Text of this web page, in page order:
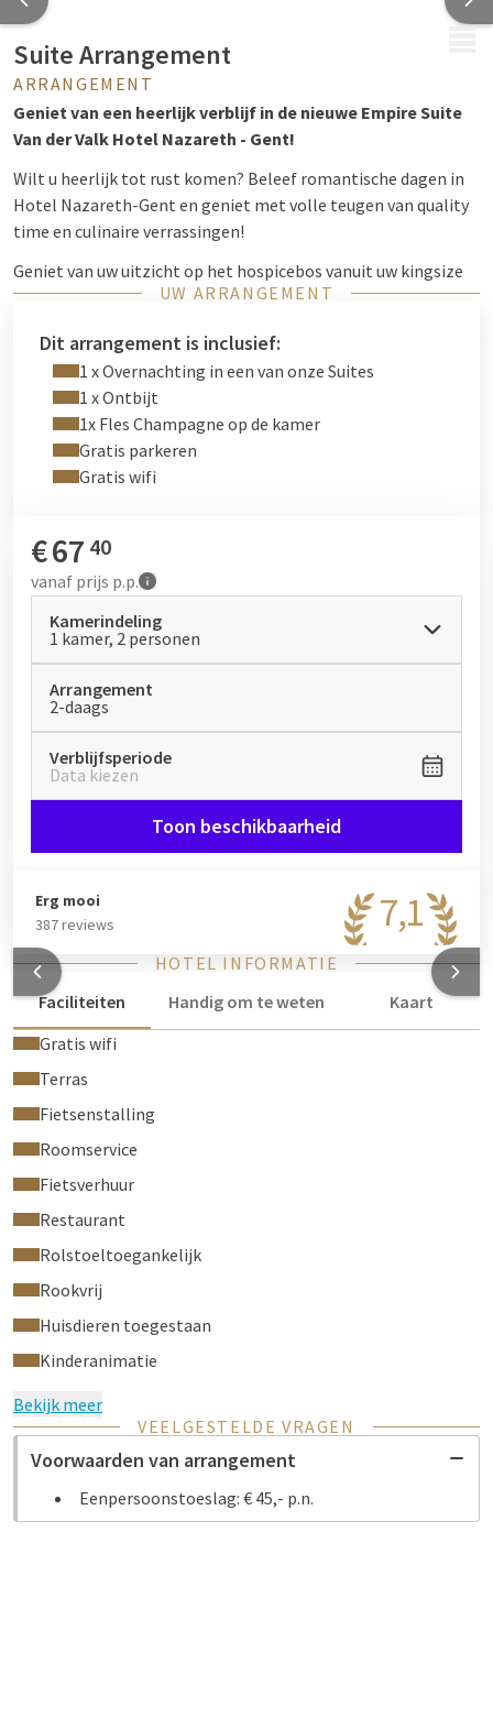
Suite Arrangement
ARRANGEMENT
Geniet van een heerlijk verblijf in de nieuwe Empire Suite
Van der Valk Hotel Nazareth - Gent!
Wilt u heerlijk tot rust komen? Beleef romantische dagen in
Hotel Nazareth-Gent en geniet met volle teugen van quality
time en culinaire verrassingen!
Geniet van uw uitzicht op het hospicebos vanuit uw kingsize
bed en verwen uzelf met een bezoek aan uw privé sauna, of
UW ARRANGEMENT
Dit arrangement is inclusief:
1 x Overnachting in een van onze Suites
1 x Ontbijt
1x Fles Champagne op de kamer
Gratis parkeren
Gratis wifi
€67 40
vanaf prijs p.p.
Kamerindeling
1 kamer, 2 personen
Arrangement
2-daags
Verblijfsperiode
Data kiezen
Toon beschikbaarheid
7,1
Erg mooi
387 reviews
HOTEL INFORMATIE
Faciliteiten
Handig om te weten
Kaart
Gratis wifi
Terras
Fietsenstalling
Roomservice
Fietsverhuur
Restaurant
Rolstoeltoegankelijk
Rookvrij
Huisdieren toegestaan
Kinderanimatie
Bekijk meer
VEELGESTELDE VRAGEN
Voorwaarden van arrangement
Eenpersoonstoeslag: € 45,- p.n.